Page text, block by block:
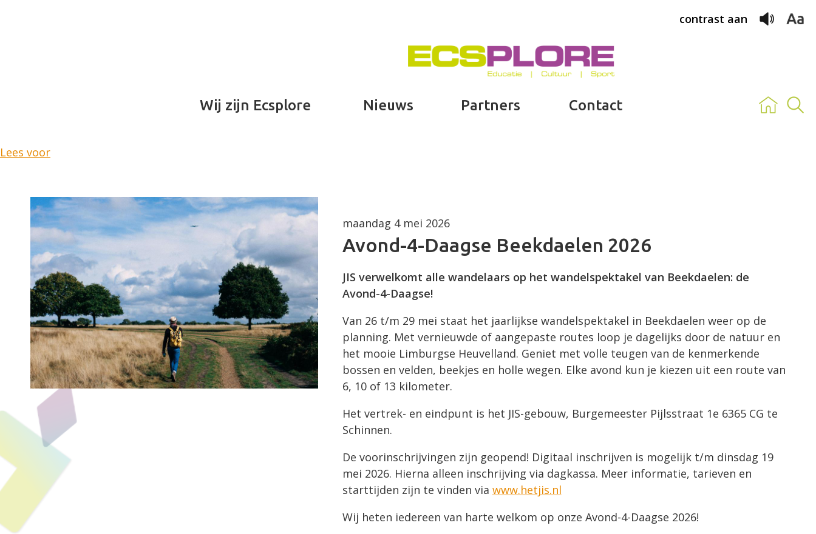
Wij zijn Ecsplore Nieuws Partners Contact
contrast aan
Lees voor
maandag 4 mei 2026
Avond-4-Daagse Beekdaelen 2026
JIS verwelkomt alle wandelaars op het wandelspektakel van Beekdaelen: de
Avond-4-Daagse!
Van 26 t/m 29 mei staat het jaarlijkse wandelspektakel in Beekdaelen weer op de
planning. Met vernieuwde of aangepaste routes loop je dagelijks door de natuur en
het mooie Limburgse Heuvelland. Geniet met volle teugen van de kenmerkende
bossen en velden, beekjes en holle wegen. Elke avond kun je kiezen uit een route van
6, 10 of 13 kilometer.
Het vertrek- en eindpunt is het JIS-gebouw, Burgemeester Pijlsstraat 1e 6365 CG te
Schinnen.
De voorinschrijvingen zijn geopend! Digitaal inschrijven is mogelijk t/m dinsdag 19
mei 2026. Hierna alleen inschrijving via dagkassa. Meer informatie, tarieven en
starttijden zijn te vinden via www.hetjis.nl
Wij heten iedereen van harte welkom op onze Avond-4-Daagse 2026!